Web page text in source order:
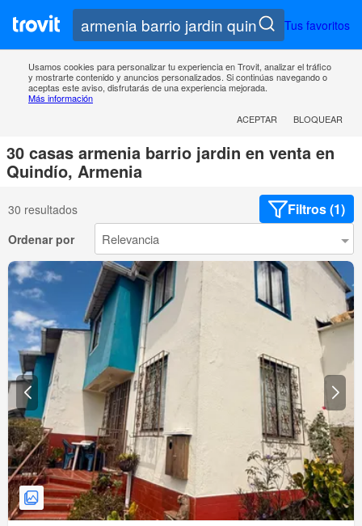
Tus favoritos
Usamos cookies para personalizar tu experiencia en Trovit, analizar el tráfico
y mostrarte contenido y anuncios personalizados. Si continúas navegando o
aceptas este aviso, disfrutarás de una experiencia mejorada.
Más información
ACEPTAR
BLOQUEAR
30 casas armenia barrio jardin en venta en
Quindío, Armenia
30 resultados Filtros (1)
Ordenar por